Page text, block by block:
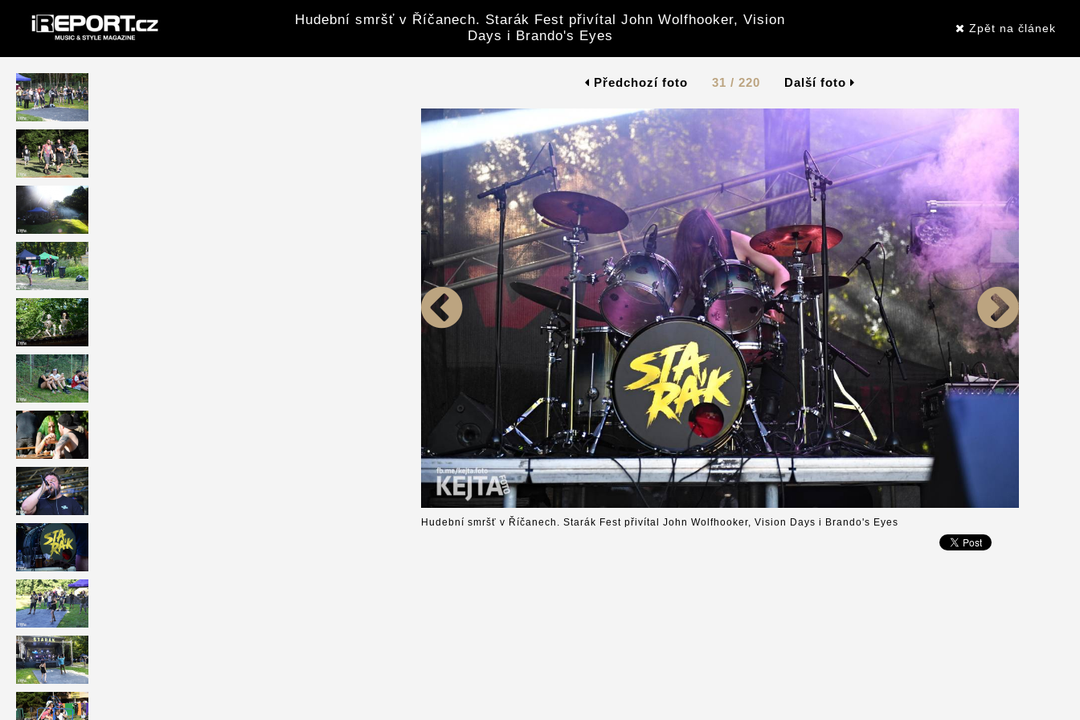
Hudební smršť v Říčanech. Starák Fest přivítal John Wolfhooker, Vision
Days i Brando's Eyes
Zpět na článek
Předchozí foto 31 / 220 Další foto
Hudební smršť v Říčanech. Starák Fest přivítal John Wolfhooker, Vision Days i Brando's Eyes